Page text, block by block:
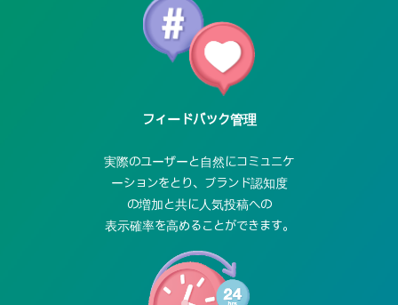
フィードバック管理
実際のユーザーと自然にコミュニケ
ーションをとり、 ブランド認知度
の増加と共に人気投稿への
表示確率を高めることができます。